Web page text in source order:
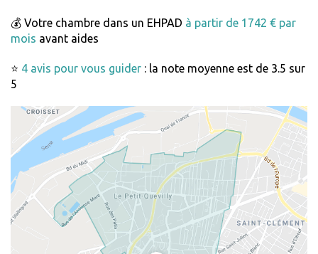
💰 Votre chambre dans un EHPAD à partir de 1742 € par
mois avant aides
⭐ 4 avis pour vous guider : la note moyenne est de 3.5 sur
5